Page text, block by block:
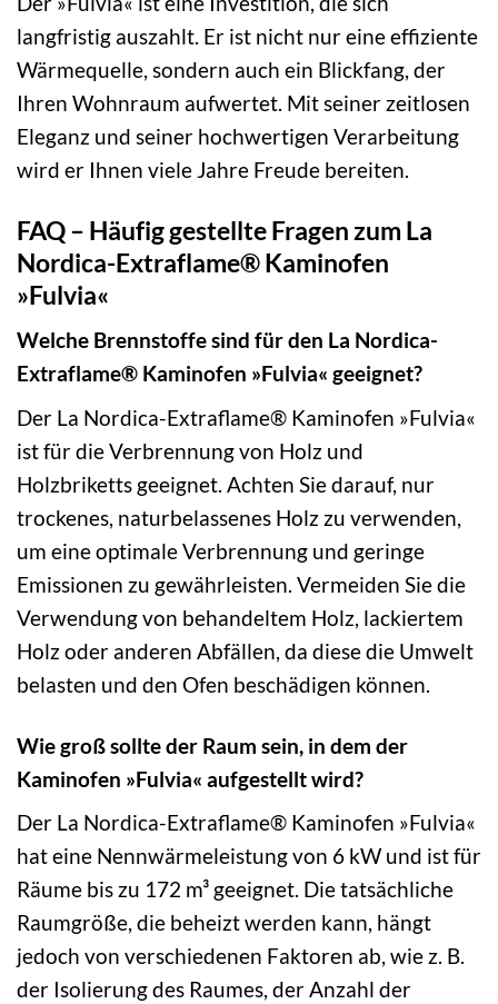
langfristig auszahlt. Er ist nicht nur eine effiziente
Wärmequelle, sondern auch ein Blickfang, der
Ihren Wohnraum aufwertet. Mit seiner zeitlosen
Eleganz und seiner hochwertigen Verarbeitung
wird er Ihnen viele Jahre Freude bereiten.
FAQ – Häufig gestellte Fragen zum La
Nordica-Extraflame® Kaminofen
»Fulvia«
Welche Brennstoffe sind für den La Nordica-
Extraflame® Kaminofen »Fulvia« geeignet?
Der La Nordica-Extraflame® Kaminofen »Fulvia«
ist für die Verbrennung von Holz und
Holzbriketts geeignet. Achten Sie darauf, nur
trockenes, naturbelassenes Holz zu verwenden,
um eine optimale Verbrennung und geringe
Emissionen zu gewährleisten. Vermeiden Sie die
Verwendung von behandeltem Holz, lackiertem
Holz oder anderen Abfällen, da diese die Umwelt
belasten und den Ofen beschädigen können.
Wie groß sollte der Raum sein, in dem der
Kaminofen »Fulvia« aufgestellt wird?
Der La Nordica-Extraflame® Kaminofen »Fulvia«
hat eine Nennwärmeleistung von 6 kW und ist für
Räume bis zu 172 m³ geeignet. Die tatsächliche
Raumgröße, die beheizt werden kann, hängt
jedoch von verschiedenen Faktoren ab, wie z. B.
der Isolierung des Raumes, der Anzahl der